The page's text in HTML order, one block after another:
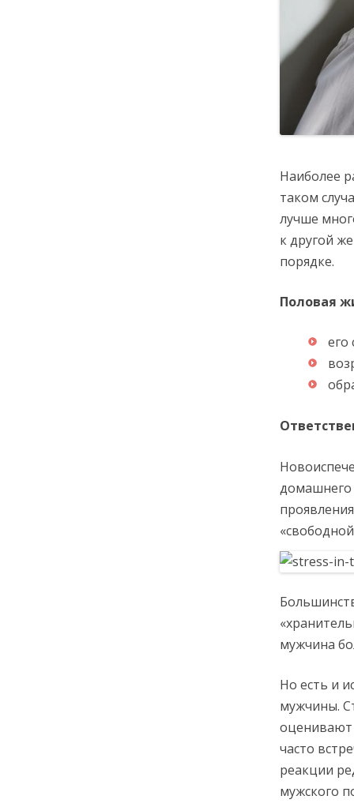
Наиболее
таком
лучше
к другой
порядке.
Половая
его
домашнего
мужчина
Но есть и
мужчины.
оценивают
часто
реакции
мужского